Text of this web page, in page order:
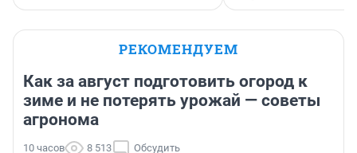
РЕКОМЕНДУЕМ
Как за август подготовить огород к
зиме и не потерять урожай — советы
агронома
10 часов 8 513 Обсудить